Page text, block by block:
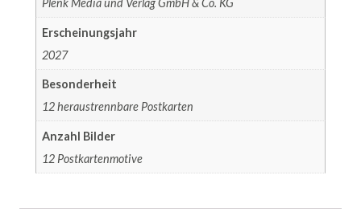
Plenk Media und Verlag GmbH & Co. KG
Erscheinungsjahr
2027
Besonderheit
12 heraustrennbare Postkarten
Anzahl Bilder
12 Postkartenmotive